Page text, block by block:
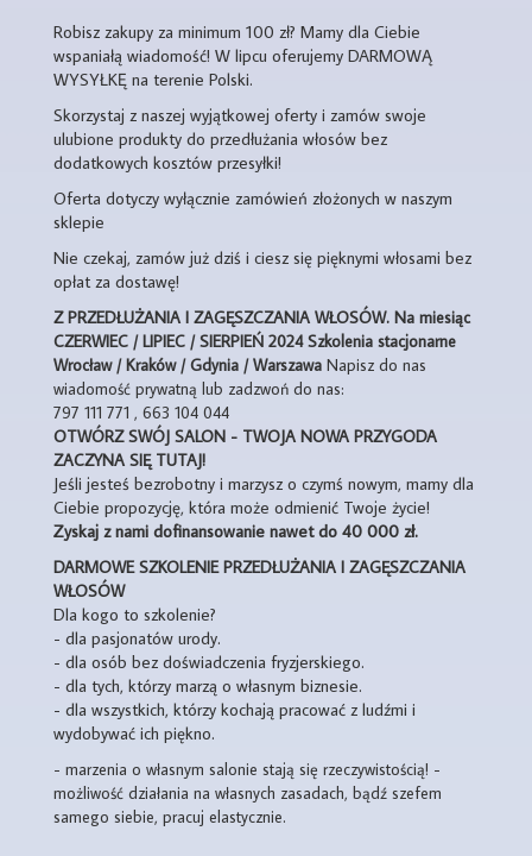
Robisz zakupy za minimum 100 zł? Mamy dla Ciebie
wspaniałą wiadomość! W lipcu oferujemy DARMOWĄ
WYSYŁKĘ na terenie Polski.
Skorzystaj z naszej wyjątkowej oferty i zamów swoje
ulubione produkty do przedłużania włosów bez
dodatkowych kosztów przesyłki!
Oferta dotyczy wyłącznie zamówień złożonych w naszym
sklepie
Nie czekaj, zamów już dziś i ciesz się pięknymi włosami bez
opłat za dostawę!
Z PRZEDŁUŻANIA I ZAGĘSZCZANIA WŁOSÓW. Na miesiąc
CZERWIEC / LIPIEC / SIERPIEŃ 2024 Szkolenia stacjonarne
Wrocław / Kraków / Gdynia / Warszawa Napisz do nas
wiadomość prywatną lub zadzwoń do nas:
797 111 771 , 663 104 044
OTWÓRZ SWÓJ SALON - TWOJA NOWA PRZYGODA
ZACZYNA SIĘ TUTAJ!
Jeśli jesteś bezrobotny i marzysz o czymś nowym, mamy dla
Ciebie propozycję, która może odmienić Twoje życie!
Zyskaj z nami dofinansowanie nawet do 40 000 zł.
DARMOWE SZKOLENIE PRZEDŁUŻANIA I ZAGĘSZCZANIA
WŁOSÓW
Dla kogo to szkolenie?
- dla pasjonatów urody.
- dla osób bez doświadczenia fryzjerskiego.
- dla tych, którzy marzą o własnym biznesie.
- dla wszystkich, którzy kochają pracować z ludźmi i
wydobywać ich piękno.
- marzenia o własnym salonie stają się rzeczywistością! -
możliwość działania na własnych zasadach, bądź szefem
samego siebie, pracuj elastycznie.